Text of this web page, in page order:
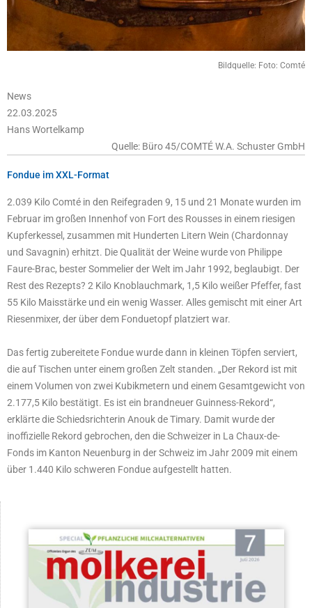
Bildquelle: Foto: Comté
News
22.03.2025
Hans Wortelkamp
Quelle: Büro 45/COMTÉ W.A. Schuster GmbH
Fondue im XXL-Format
2.039 Kilo Comté in den Reifegraden 9, 15 und 21 Monate wurden im
Februar im großen Innenhof von Fort des Rousses in einem riesigen
Kupferkessel, zusammen mit Hunderten Litern Wein (Chardonnay
und Savagnin) erhitzt. Die Qualität der Weine wurde von Philippe
Faure-Brac, bester Sommelier der Welt im Jahr 1992, beglaubigt. Der
Rest des Rezepts? 2 Kilo Knoblauchmark, 1,5 Kilo weißer Pfeffer, fast
55 Kilo Maisstärke und ein wenig Wasser. Alles gemischt mit einer Art
Riesenmixer, der über dem Fonduetopf platziert war.
Das fertig zubereitete Fondue wurde dann in kleinen Töpfen serviert,
die auf Tischen unter einem großen Zelt standen. „Der Rekord ist mit
einem Volumen von zwei Kubikmetern und einem Gesamtgewicht von
2.177,5 Kilo bestätigt. Es ist ein brandneuer Guinness-Rekord“,
erklärte die Schiedsrichterin Anouk de Timary. Damit wurde der
inoffizielle Rekord gebrochen, den die Schweizer in La Chaux-de-
Fonds im Kanton Neuenburg in der Schweiz im Jahr 2009 mit einem
über 1.440 Kilo schweren Fondue aufgestellt hatten.